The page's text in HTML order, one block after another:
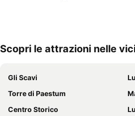
Scopri le attrazioni nelle
Gli Scavi
Torre di Paestum
Centro Storico